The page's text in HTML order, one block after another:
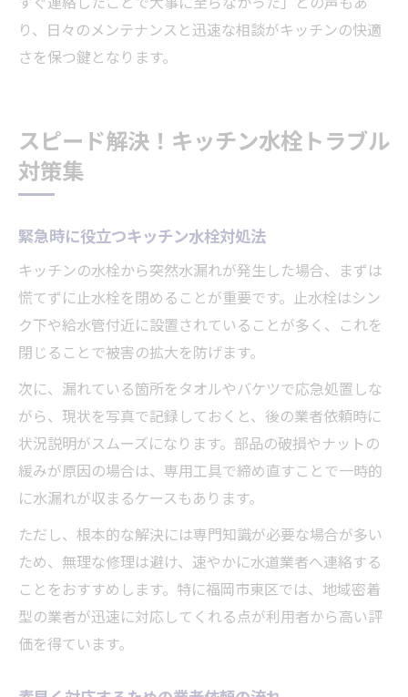
り、日々のメンテナンスと迅速な相談がキッチンの快適
さを保つ鍵となります。
スピード解決！キッチン水栓トラブル
対策集
緊急時に役立つキッチン水栓対処法
キッチンの水栓から突然水漏れが発生した場合、まずは
慌てずに止水栓を閉めることが重要です。止水栓はシン
ク下や給水管付近に設置されていることが多く、これを
閉じることで被害の拡大を防げます。
次に、漏れている箇所をタオルやバケツで応急処置しな
がら、現状を写真で記録しておくと、後の業者依頼時に
状況説明がスムーズになります。部品の破損やナットの
緩みが原因の場合は、専用工具で締め直すことで一時的
に水漏れが収まるケースもあります。
ただし、根本的な解決には専門知識が必要な場合が多い
ため、無理な修理は避け、速やかに水道業者へ連絡する
ことをおすすめします。特に福岡市東区では、地域密着
型の業者が迅速に対応してくれる点が利用者から高い評
価を得ています。